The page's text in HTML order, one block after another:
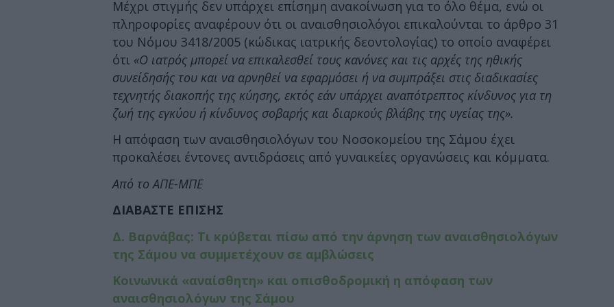
Μέχρι στιγμής δεν υπάρχει επίσημη ανακοίνωση για το όλο θέμα, ενώ οι
πληροφορίες αναφέρουν ότι οι αναισθησιολόγοι επικαλούνται το άρθρο 31
του Νόμου 3418/2005 (κώδικας ιατρικής δεοντολογίας) το οποίο αναφέρει
ότι «Ο ιατρός μπορεί να επικαλεσθεί τους κανόνες και τις αρχές της ηθικής
συνείδησής του και να αρνηθεί να εφαρμόσει ή να συμπράξει στις διαδικασίες
τεχνητής διακοπής της κύησης, εκτός εάν υπάρχει αναπότρεπτος κίνδυνος για τη
ζωή της εγκύου ή κίνδυνος σοβαρής και διαρκούς βλάβης της υγείας της».
Η απόφαση των αναισθησιολόγων του Νοσοκομείου της Σάμου έχει
προκαλέσει έντονες αντιδράσεις από γυναικείες οργανώσεις και κόμματα.
Από το ΑΠΕ-ΜΠΕ
ΔΙΑΒΑΣΤΕ ΕΠΙΣΗΣ
Δ. Βαρνάβας: Τι κρύβεται πίσω από την άρνηση των αναισθησιολόγων
της Σάμου να συμμετέχουν σε αμβλώσεις
Κοινωνικά «αναίσθητη» και οπισθοδρομική η απόφαση των
αναισθησιολόγων της Σάμου